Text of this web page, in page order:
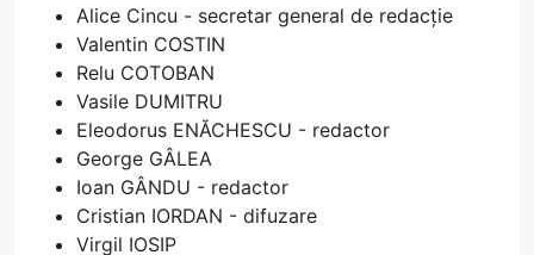
Alice Cincu - secretar general de redacție
Valentin COSTIN
Relu COTOBAN
Vasile DUMITRU
Eleodorus ENĂCHESCU - redactor
George GÂLEA
Ioan GÂNDU - redactor
Cristian IORDAN - difuzare
Virgil IOSIP